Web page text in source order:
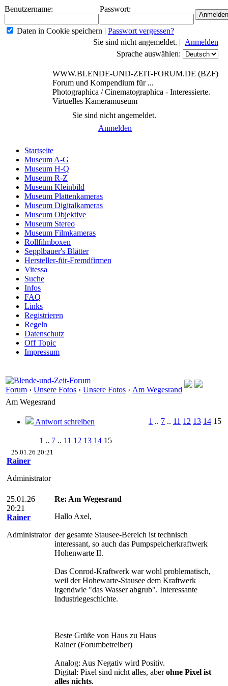
Benutzername: Passwort:
Daten in Cookie speichern | Passwort vergessen?
Sie sind nicht angemeldet. | Anmelden
Sprache auswählen:
WWW.BLENDE-UND-ZEIT-FORUM.DE (BZF)
Forum und Kompendium für ...
Photographica / Cinematographica - Interessierte.
Virtuelles Kameramuseum
Sie sind nicht angemeldet.
Anmelden
Startseite
Museum A-G
Museum H-Q
Museum R-Z
Museum Kleinbild
Museum Plattenkameras
Museum Digitalkameras
Museum Objektive
Museum Stereo
Museum Filmkameras
Rollfilmboxen
Sepplbauer's Blätter
Hersteller-für-Fremdfirmen
Vitessa
Suche
Infos
FAQ
Links
Registrieren
Regeln
Datenschutz
Off Topic
Impressum
Forum › Unsere Fotos › Unsere Fotos › Am Wegesrand
Am Wegesrand
Antwort schreiben 1 .. 7 .. 11 12 13 14 15
1 .. 7 .. 11 12 13 14 15
25.01.26 20:21
Rainer
Administrator
25.01.26
20:21
Rainer
Administrator
Re: Am Wegesrand
Hallo Axel,
der gesamte Stausee-Bereich ist technisch
interessant, so auch das Pumpspeicherkraftwerk
Hohenwarte II.
Das Conrod-Kraftwerk war wohl problematisch,
weil der Hohewarte-Stausee dem Kraftwerk
irgendwie "das Wasser abgrub". Interessante
Industriegeschichte.
Beste Grüße von Haus zu Haus
Rainer (Forumbetreiber)
Analog: Aus Negativ wird Positiv.
Digital: Pixel sind nicht alles, aberohne Pixel ist
alles nichts.